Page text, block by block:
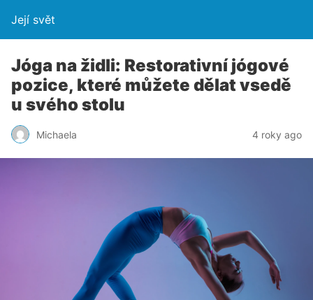
Její svět
Jóga na židli: Restorativní jógové
pozice, které můžete dělat vsedě
u svého stolu
Michaela 4 roky ago